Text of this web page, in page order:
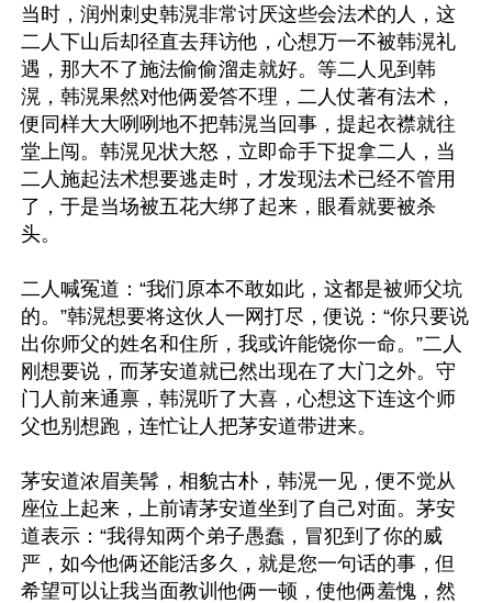
当时，润州刺史韩滉非常讨厌这些会法术的人，这
二人下山后却径直去拜访他，心想万一不被韩滉礼
遇，那大不了施法偷偷溜走就好。等二人见到韩
滉，韩滉果然对他俩爱答不理，二人仗著有法术，
便同样大大咧咧地不把韩滉当回事，提起衣襟就往
堂上闯。韩滉见状大怒，立即命手下捉拿二人，当
二人施起法术想要逃走时，才发现法术已经不管用
了，于是当场被五花大绑了起来，眼看就要被杀
头。
二人喊冤道：“我们原本不敢如此，这都是被师父坑
的。”韩滉想要将这伙人一网打尽，便说：“你只要说
出你师父的姓名和住所，我或许能饶你一命。”二人
刚想要说，而茅安道就已然出现在了大门之外。守
门人前来通禀，韩滉听了大喜，心想这下连这个师
父也别想跑，连忙让人把茅安道带进来。
茅安道浓眉美髯，相貌古朴，韩滉一见，便不觉从
座位上起来，上前请茅安道坐到了自己对面。茅安
道表示：“我得知两个弟子愚蠢，冒犯到了你的威
严，如今他俩还能活多久，就是您一句话的事，但
希望可以让我当面教训他俩一顿，使他俩羞愧，然